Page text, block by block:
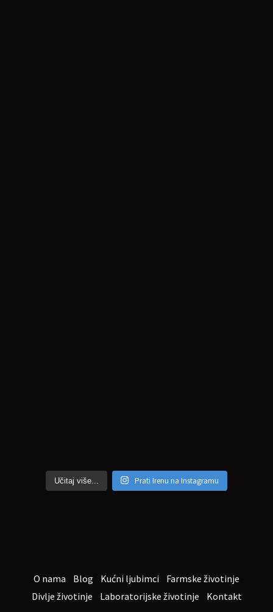
Učitaj više... Prati Irenu na Instagramu
O nama Blog Kućni ljubimci
Farmske životinje
Divlje životinje
Laboratorijske životinje Kontakt